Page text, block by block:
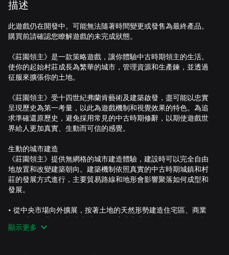
描述
此遊戲仍在開發中。可能無法隨著時間變更或發售為最終產品。
購買前請確認您瞭解遊戲的未完成狀態。
《莊園領主》是一款策略遊戲，讓你體驗中古時期領主的生活。
使你的起始村莊成長為繁華的城市，管理資源和生產鍊，並透過
征服來擴張你的土地。
《莊園領主》受十四世紀弗蘭肯藝術及建築啟發，盡可能以忠實
呈現歷史為第一考量，以此為遊戲機制和視覺效果的特色。為追
求準確還原歷史，避免採用常見的中古時期修辭，以期使遊戲世
界給人更加真實、生動而可信的感覺。
生動的城市建造
《莊園領主》提供無網格的城市建造體驗，建設時可以完全自由
地放置和改變建築朝向。建築機制依照真實的中古時期城鎮和村
莊的發展方式進行，主要貿易路線和地形會影響聚落如何成型和
發展。
• 從中央市場向外擴展，按著土地的天然形勢建造住宅區、商業
區，以及工業區。根據土地肥沃程度建立農場，根據動物數量設
置獵場，並且確保能夠進入資源礦藏和森林，以提供成長所需的
顯示更多